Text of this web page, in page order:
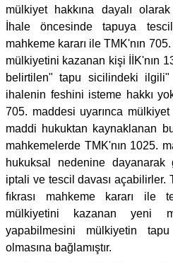
mülkiyet hakkına dayalı
İhale öncesinde tapuya
mahkeme kararı ile TMK'nın
mülkiyetini kazanan kişi İİK'nın
belirtilen" tapu sicilindeki ilgili"
ihalenin feshini isteme hakkı
705. maddesi uyarınca
maddi hukuktan kaynaklanan
mahkemelerde TMK'nın 1025.
hukuksal nedenine dayanarak
iptali ve tescil davası açabilirler.
fıkrası mahkeme kararı ile
mülkiyetini kazanan yeni
yapabilmesini mülkiyetin
olmasına bağlamıştır.